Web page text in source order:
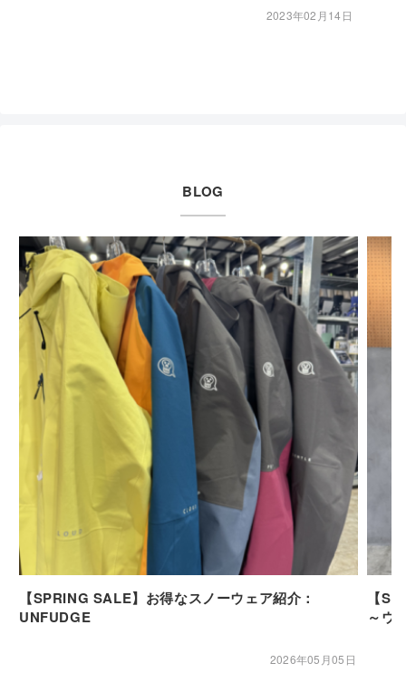
2023年02月14日
BLOG
【SPRING SALE】お得なスノーウェア紹介：
UNFUDGE
2026年05月05日
【
～ウ